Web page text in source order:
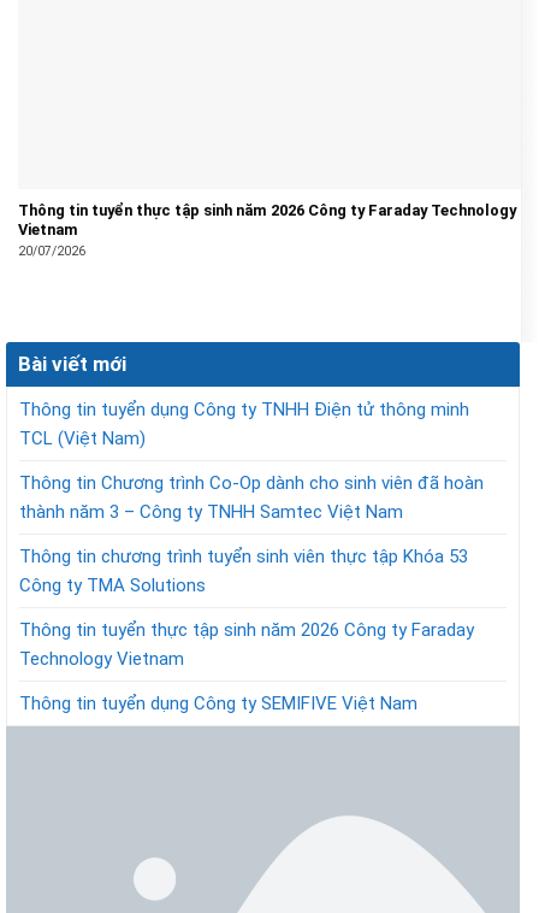
Thông tin tuyển thực tập sinh năm 2026 Công ty Faraday Technology
Vietnam
20/07/2026
Bài viết mới
Thông tin tuyển dụng Công ty TNHH Điện tử thông minh
TCL (Việt Nam)
Thông tin Chương trình Co-Op dành cho sinh viên đã hoàn
thành năm 3 – Công ty TNHH Samtec Việt Nam
Thông tin chương trình tuyển sinh viên thực tập Khóa 53
Công ty TMA Solutions
Thông tin tuyển thực tập sinh năm 2026 Công ty Faraday
Technology Vietnam
Thông tin tuyển dụng Công ty SEMIFIVE Việt Nam